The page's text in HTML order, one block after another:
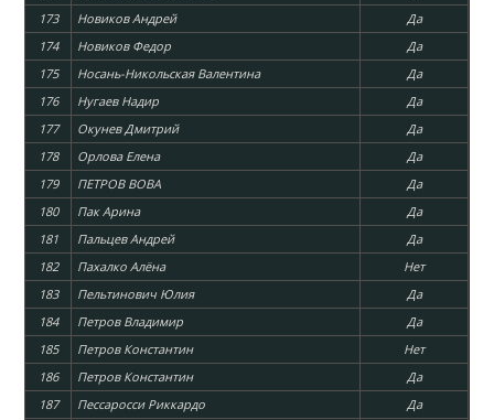
173
Новиков Андрей
Да
174
Новиков Федор
Да
175
Носань-Никольская Валентина
Да
176
Нугаев Надир
Да
177
Окунев Дмитрий
Да
178
Орлова Елена
Да
179
ПЕТРОВ ВОВА
Да
180
Пак Арина
Да
181
Пальцев Андрей
Да
182
Пахалко Алёна
Нет
183
Пельтинович Юлия
Да
184
Петров Владимир
Да
185
Петров Константин
Нет
186
Петров Константин
Да
187
Пессаросси Риккардо
Да